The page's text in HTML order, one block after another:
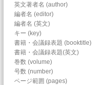
英文著者名 (author)
編者名 (editor)
編者名 (英文)
キー (key)
書籍・会議録表題 (booktitle)
書籍・会議録表題(英文)
巻数 (volume)
号数 (number)
ページ範囲 (pages)